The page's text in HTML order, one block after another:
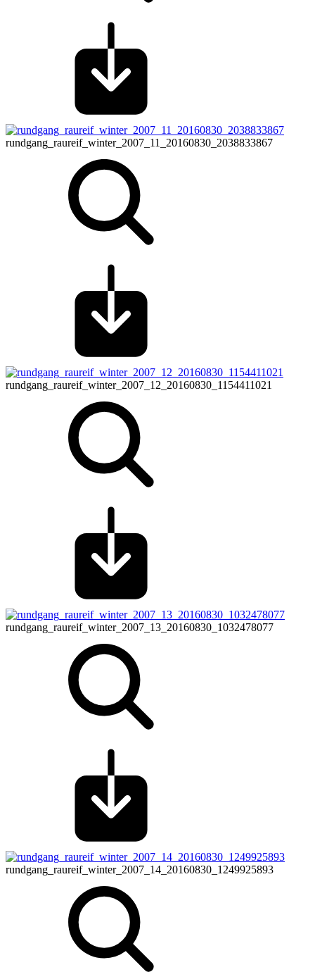
rundgang_raureif_winter_2007_11_20160830_2038833867
rundgang_raureif_winter_2007_12_20160830_1154411021
rundgang_raureif_winter_2007_13_20160830_1032478077
rundgang_raureif_winter_2007_14_20160830_1249925893